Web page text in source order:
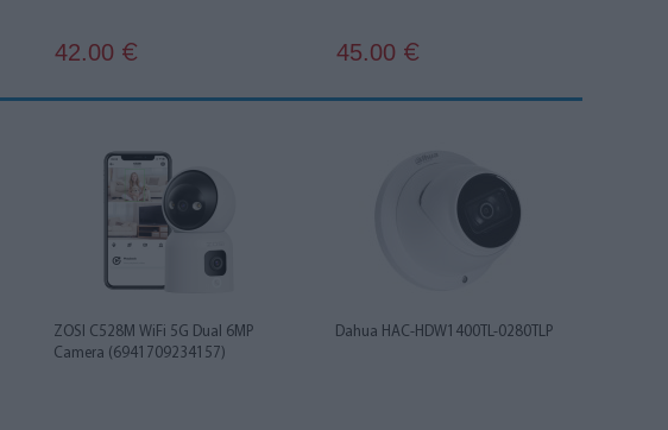
42.00 € 45.00 €
ZOSI C528M WiFi 5G Dual 6MP
Camera (6941709234157)
Dahua HAC-HDW1400TL-0280TLP